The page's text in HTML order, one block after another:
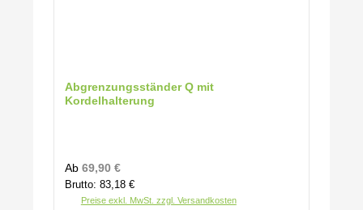
Abgrenzungsständer Q mit
Kordelhalterung
Regulärer Preis:
Ab 69,90 €
Brutto: 83,18 €
Preise exkl. MwSt. zzgl. Versandkosten